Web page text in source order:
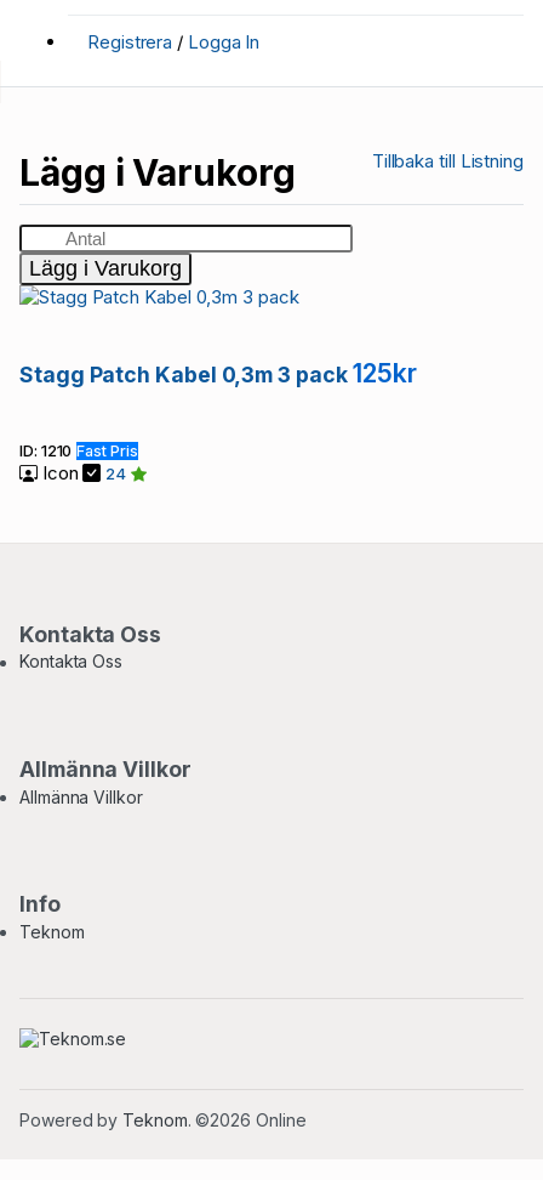
Registrera / Logga In
Lägg i Varukorg Tillbaka till Listning
Lägg i Varukorg
Stagg Patch Kabel 0,3m 3 pack125kr
ID: 1210 Fast Pris
Icon 24
Kontakta Oss
Kontakta Oss
Allmänna Villkor
Allmänna Villkor
Info
Teknom
Powered by Teknom. ©2026 Online